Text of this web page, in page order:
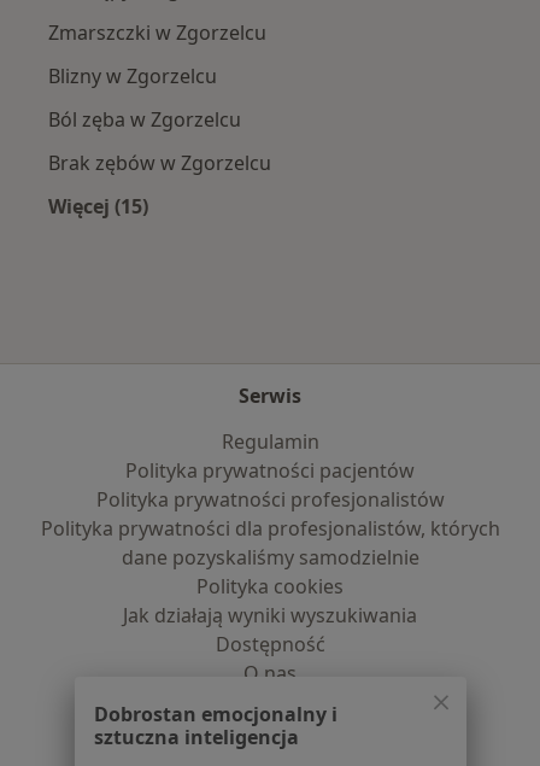
Zmarszczki w Zgorzelcu
Blizny w Zgorzelcu
Ból zęba w Zgorzelcu
Brak zębów w Zgorzelcu
Więcej (15)
Serwis
Regulamin
Polityka prywatności pacjentów
Polityka prywatności profesjonalistów
Polityka prywatności dla profesjonalistów, których
dane pozyskaliśmy samodzielnie
Polityka cookies
Jak działają wyniki wyszukiwania
Dostępność
O nas
Rekrutujemy!
Partnerzy
Dobrostan emocjonalny i
sztuczna inteligencja